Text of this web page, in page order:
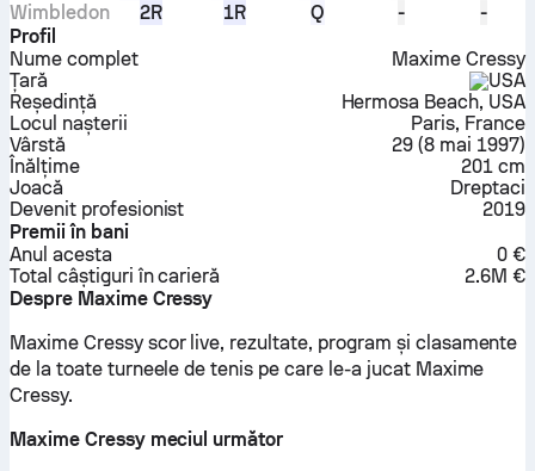
Wimbledon
2R 1R Q -
-
Profil
Nume complet
Maxime Cressy
Țară
USA
Reședință
Hermosa Beach, USA
Locul nașterii
Paris, France
Vârstă
29 (8 mai 1997)
Înălțime
201 cm
Joacă
Dreptaci
Devenit profesionist
2019
Premii în bani
Anul acesta
0 €
Total câștiguri în carieră
2.6M €
Despre Maxime Cressy
Maxime Cressy scor live, rezultate, program și clasamente
de la toate turneele de tenis pe care le-a jucat Maxime
Cressy.
Maxime Cressy meciul următor